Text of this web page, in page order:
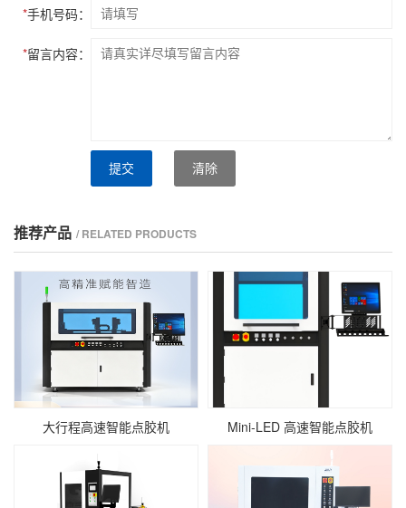
*手机号码：
*留言内容：
提交 清除
推荐产品 / RELATED PRODUCTS
大行程高速智能点胶机 Mini‑LED 高速智能点胶机